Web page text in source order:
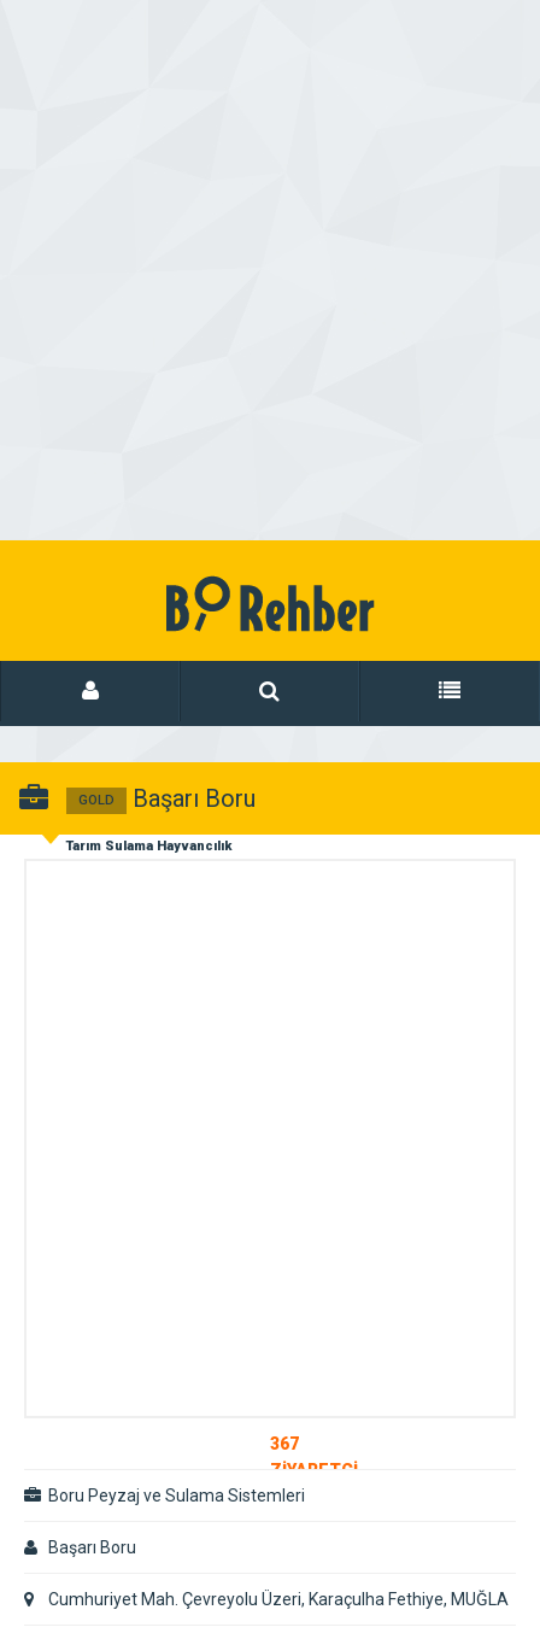
GOLD Başarı Boru
Tarım Sulama Hayvancılık
367
ZİYARETÇİ
Boru Peyzaj ve Sulama Sistemleri
Başarı Boru
Cumhuriyet Mah. Çevreyolu Üzeri, Karaçulha Fethiye, MUĞLA